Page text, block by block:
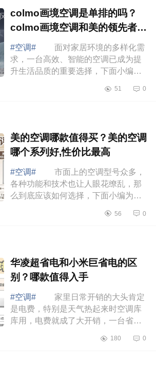
colmo画境空调是单排的吗？
colmo画境空调和美的领先者哪
个好
#空调#
面对家居环境的多样化需
求，一台高效、智能的空调已成为提
升生活品质的重要选择，下面小编为
吗？colmo画境空调和美的领先者哪
51 0
美的空调哪款值得买？美的空调
哪个系列好,性价比最高
#空调#
市面上的空调型号众多，
各种功能和技术也让人眼花缭乱，那
么到底应该如何选择，下面小编为大
空调哪个系列好,性价比最高 美的
56 0
华凌超省电和小米巨省电的区
别？哪款值得入手
#空调#
家里日常开销的大头肯定
是电费，特别是天气热起来时空调库
库用，电费就成了大开销，一台省电
笔电费，下面小编为大家介绍下华凌
180 0